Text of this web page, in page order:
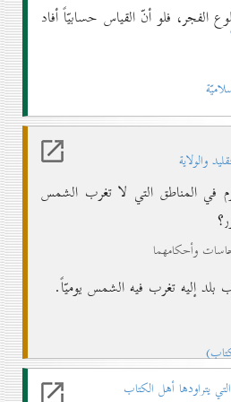
الفجر، فلو أنّ القياس حسابيّاً أفاد
في المناطق التي لا تغرب الشمس
بلد إليه تغرب فيه الشمس يوميّاً.
وأحكامهما
أهل الكتاب